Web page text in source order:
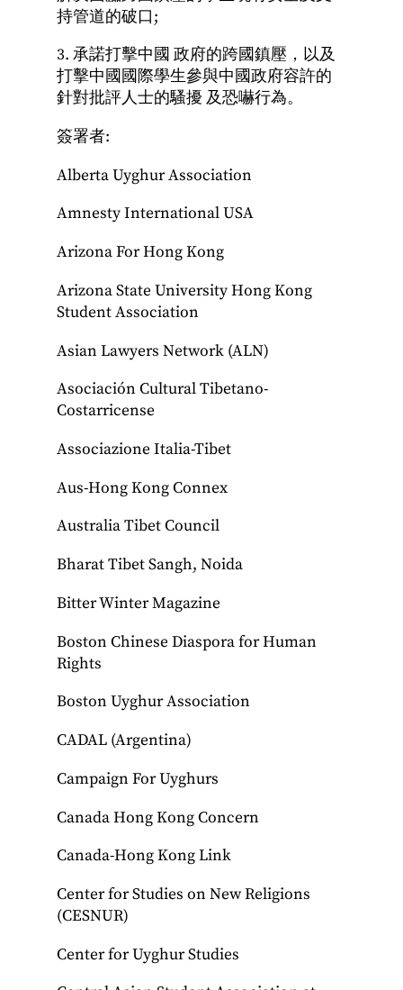
持管道的破口;
3. 承諾打擊中國 政府的跨國鎮壓，以及
打擊中國國際學生參與中國政府容許的
針對批評人士的騷擾 及恐嚇行為。
簽署者:
Alberta Uyghur Association
Amnesty International USA
Arizona For Hong Kong
Arizona State University Hong Kong
Student Association
Asian Lawyers Network (ALN)
Asociación Cultural Tibetano-
Costarricense
Associazione Italia-Tibet
Aus-Hong Kong Connex
Australia Tibet Council
Bharat Tibet Sangh, Noida
Bitter Winter Magazine
Boston Chinese Diaspora for Human
Rights
Boston Uyghur Association
CADAL (Argentina)
Campaign For Uyghurs
Canada Hong Kong Concern
Canada-Hong Kong Link
Center for Studies on New Religions
(CESNUR)
Center for Uyghur Studies